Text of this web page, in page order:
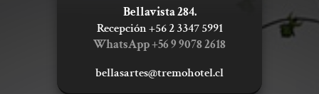
Bellavista 284.
Recepción +56 2 3347 5991
WhatsApp +56 9 9078 2618
bellasartes@tremohotel.cl